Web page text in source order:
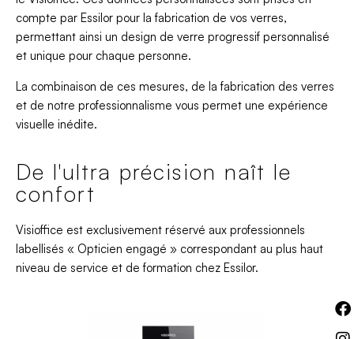
compte par Essilor pour la fabrication de vos verres,
permettant ainsi un design de verre progressif personnalisé
et unique pour chaque personne.
La combinaison de ces mesures, de la fabrication des verres
et de notre professionnalisme vous permet une expérience
visuelle inédite.
De l'ultra précision naît le
confort
Visioffice est exclusivement réservé aux professionnels
labellisés « Opticien engagé » correspondant au plus haut
niveau de service et de formation chez Essilor.